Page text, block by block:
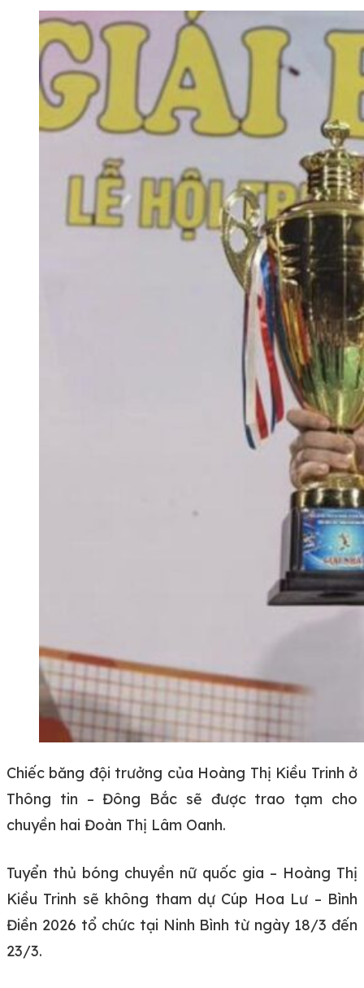
Chiếc băng đội trưởng của Hoàng Thị Kiều Trinh ở
Thông tin – Đông Bắc sẽ được trao tạm cho
chuyền hai Đoàn Thị Lâm Oanh.
Tuyển thủ bóng chuyền nữ quốc gia – Hoàng Thị
Kiều Trinh sẽ không tham dự Cúp Hoa Lư – Bình
Điền 2026 tổ chức tại Ninh Bình từ ngày 18/3 đến
23/3.